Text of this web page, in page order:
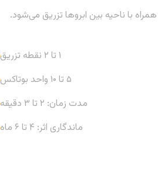
با ناحیه بین ابروها تزریق می‌شود.
۱ تا ۲ نقطه تزریق
۵ تا ۱۰ واحد بوتاکس
مدت زمان: ۲ تا ۳ دقیقه
ماندگاری اثر: ۴ تا ۶ ماه